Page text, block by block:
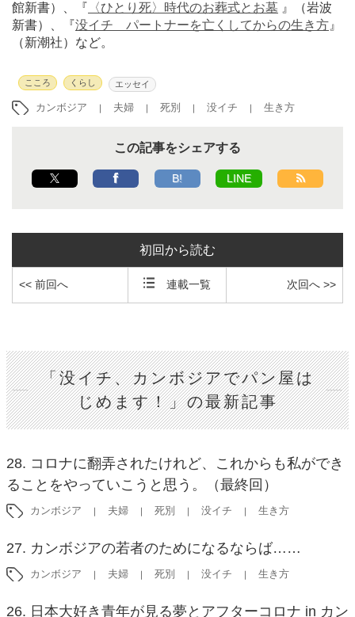
館新書）、『 〈ひとり死〉時代のお葬式とお墓 』（岩波
新書）、『没イチ パートナーを亡くしてからの生き方 』
（新潮社）など。
こころ くらし エッセイ
カンボジア 夫婦 死別 没イチ 生き方
この記事をシェアする
B! LINE
初回から読む
<< 前回へ 連載一覧 次回へ >>
「没イチ、カンボジアでパン屋は
じめます！」の最新記事
28. コロナに翻弄されたけれど、これからも私ができ
ることをやっていこうと思う。（最終回）
カンボジア 夫婦 死別 没イチ 生き方
27. カンボジアの若者のためになるならば……
カンボジア 夫婦 死別 没イチ 生き方
26. 日本大好き青年が見る夢とアフターコロナ in カン